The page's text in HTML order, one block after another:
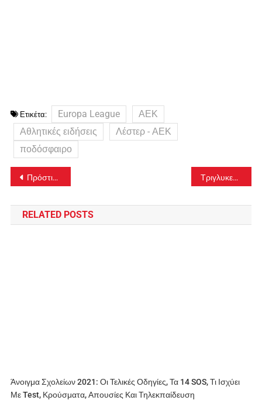
Ετικέτα: Europa League
ΑΕΚ
Αθλητικές ειδήσεις
Λέστερ - ΑΕΚ
ποδόσφαιρο
Πλοήγηση
άρθρων
Πρόστιμο και μετακινήσεις: Το λάθος που κάνουν οι περισσότεροι στα sms Τριγλυκερίδια: Με αυτό το πλήρες ΜΕΝΟΥ ημέρας θα τα μειώσετε ενόψει Χριστουγέννων
RELATED POSTS
Άνοιγμα Σχολείων 2021: Οι Τελικές Οδηγίες, Τα 14 SOS, Τι Ισχύει
Με Test, Κρούσματα, Απουσίες Και Τηλεκπαίδευση